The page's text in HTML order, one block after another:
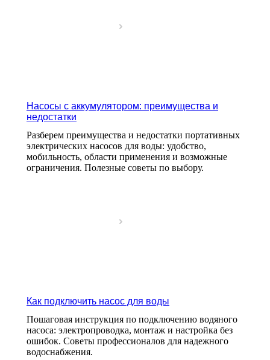
Насосы с аккумулятором: преимущества и
недостатки
Разберем преимущества и недостатки портативных
электрических насосов для воды: удобство,
мобильность, области применения и возможные
ограничения. Полезные советы по выбору.
Как подключить насос для воды
Пошаговая инструкция по подключению водяного
насоса: электропроводка, монтаж и настройка без
ошибок. Советы профессионалов для надежного
водоснабжения.